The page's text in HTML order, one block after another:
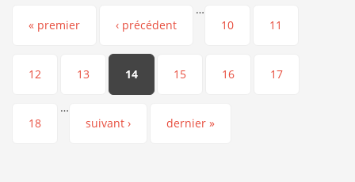
Pages
« premier ‹ précédent
…
10
11
12 13 14 15 16 17
18
…
suivant ›
dernier »